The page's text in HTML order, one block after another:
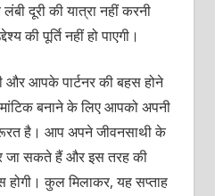
दूरी की यात्रा नहीं करनी
की पूर्ति नहीं हो पाएगी।
आपके पार्टनर की बहस होने
बनाने के लिए आपको अपनी
है। आप अपने जीवनसाथी के
जा सकते हैं और इस तरह की
कुल मिलाकर, यह सप्‍ताह